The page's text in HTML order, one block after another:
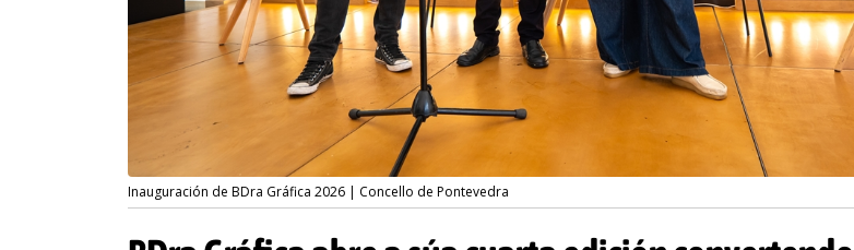
Inauguración de BDra Gráfica 2026 | Concello de Pontevedra